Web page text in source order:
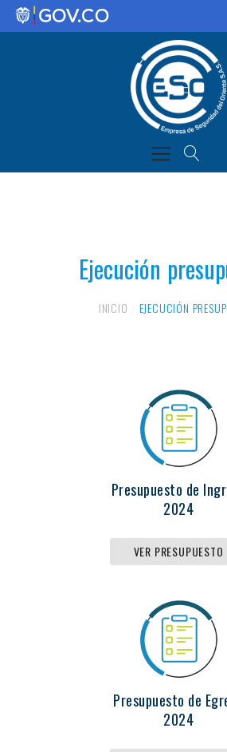
Ejecución
INICIO EJECUCIÓN
Presupuesto de
2024
VER PRESUPUESTO
Presupuesto de
2024